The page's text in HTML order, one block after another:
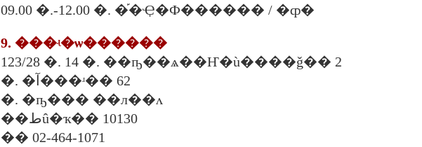
09.00 �.-12.00 �. �֡�Ҿ�Ф������ / �ȹ�
9. ���ʵ�ѡ������
123/28 �. 14 �. ��ҧ��ѧ��Ҥ�ù����ǧ�� 2
�. �آ���ʴ�� 62
�. �ҧ��� ��л��ᴧ
��طû�ҡ�� 10130
�� 02-464-1071